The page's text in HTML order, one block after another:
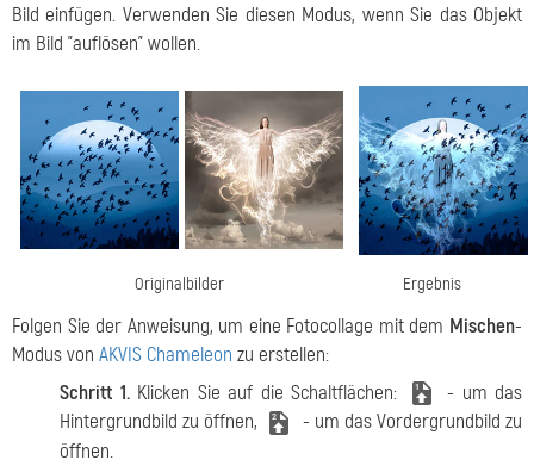
Bild einfügen. Verwenden Sie diesen Modus, wenn Sie das Objekt
im Bild "auflösen" wollen.
Originalbilder Ergebnis
Folgen Sie der Anweisung, um eine Fotocollage mit dem Mischen-
Modus von AKVIS Chameleon zu erstellen:
Schritt 1.Klicken Sie auf die Schaltflächen:
- um das
Hintergrundbild zu öffnen,
- um das Vordergrundbild zu
öffnen.